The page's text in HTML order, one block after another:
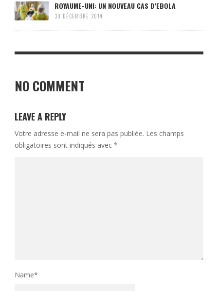
ROYAUME-UNI: UN NOUVEAU CAS D’EBOLA
30 DÉCEMBRE 2014
NO COMMENT
LEAVE A REPLY
Votre adresse e-mail ne sera pas publiée. Les champs
obligatoires sont indiqués avec *
Name*